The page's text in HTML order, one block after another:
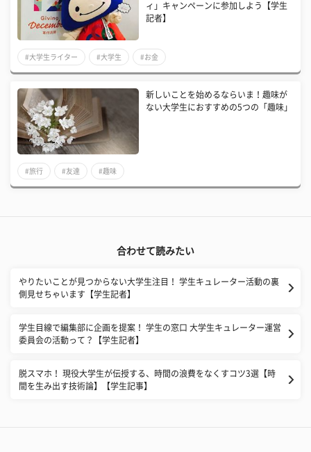
ィ」キャンペーンに参加しよう【学生
記者】
#大学生ライター #大学生 #お金
新しいことを始めるならいま！趣味が
ない大学生におすすめの5つの「趣味」
#旅行 #友達 #趣味
合わせて読みたい
やりたいことが見つからない大学生注目！ 学生キュレーター活動の裏
側見せちゃいます【学生記者】
学生目線で編集部に企画を提案！ 学生の窓口 大学生キュレーター運営
委員会の活動って？【学生記者】
脱スマホ！ 現役大学生が伝授する、時間の浪費をなくすコツ3選【時
間を生み出す技術論】【学生記事】